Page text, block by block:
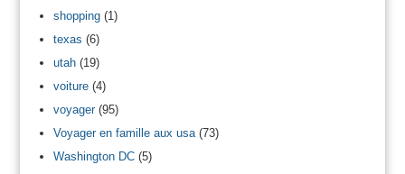
shopping(1)
texas (6)
utah(19)
voiture(4)
voyager(95)
Voyager en famille aux usa(73)
Washington DC(5)